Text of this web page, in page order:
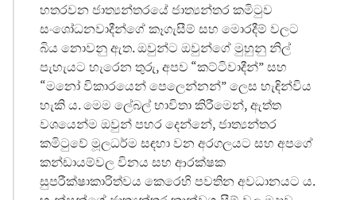
හතරවන ජාත්‍යන්තරයේ ජාත්‍යන්තර කමිටුව
සංශෝධනවාදීන්ගේ කෑගැසීම් සහ මොරදීම් වලට
බිය නොවනු ඇත. ඔවුන්ට ඔවුන්ගේ මුහුනු නිල්
පැහැයට හැරෙන තුරු, අපව “කට්ටිවාදීන්” සහ
“මනෝ විකාරයෙන් පෙලෙන්නන්” ලෙස හැඳින්විය
හැකි ය. මෙම ලේබල් භාවිතා කිරීමෙන්, ඇත්ත
වශයෙන්ම ඔවුන් පහර දෙන්නේ, ජාත්‍යන්තර
කමිටුවේ මූලධර්ම සඳහා වන අරගලයට සහ අපගේ
කන්ඩායම්වල විනය සහ ආරක්ෂක
සුපරීක්ෂාකාරිත්වය කෙරෙහි පවතින අවධානයට ය.